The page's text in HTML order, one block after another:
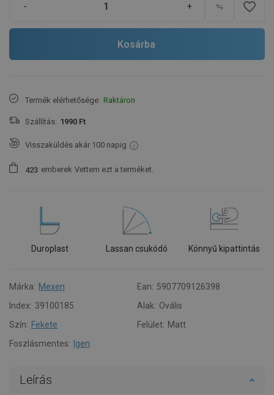
- + favorite_border
Kosárba
Termék elérhetősége: Raktáron
Szállítás: 1990 Ft
Visszaküldés akár 100 napig
423 emberek Vettem ezt a terméket.
Duroplast Lassan csukódó Könnyű kipattintás
Márka: Mexen Ean: 5907709126398
Index: 39100185 Alak: Ovális
Szín: Fekete Felület: Matt
Foszlásmentes:
Igen
Leírás